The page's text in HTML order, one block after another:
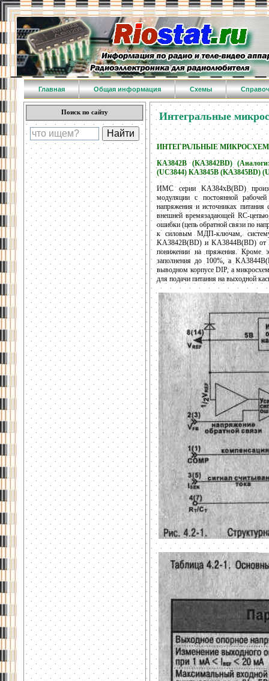
Главная Общая информация Схемы
Поиск по сайту Интегральные
ИНТЕГРАЛЬНЫЕ
КА3842В (KA3842BD)
(UC3844) КА3845В (KA3845BD)
ИМС серии KA384xB(BD)
модуляции с постоянной
напряжения и источниках
внешней времязадающей RC-
ошибки (цепь обратной связи по
к силовым МДП-ключам,
KA3842B(BD) и KA3844B(BD) от
понижении на пряжения. Кроме
заполнения до 100%, а
выводном корпусе DIP, а
для подачи питания на выходной